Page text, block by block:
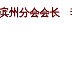
州分会会长